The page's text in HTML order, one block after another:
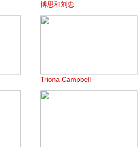
博思和刘忠
Triona Campbell